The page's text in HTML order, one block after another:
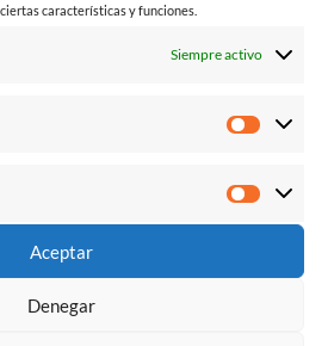
características y funciones.
Siempre activo
Aceptar
Denegar
a quienes posaron ante
testigos del paso del
forma en reportajes y
en la prensa de la época. Se
con las mejores tintas,
como Disdéri o Vernay, lo que
que una comparación.